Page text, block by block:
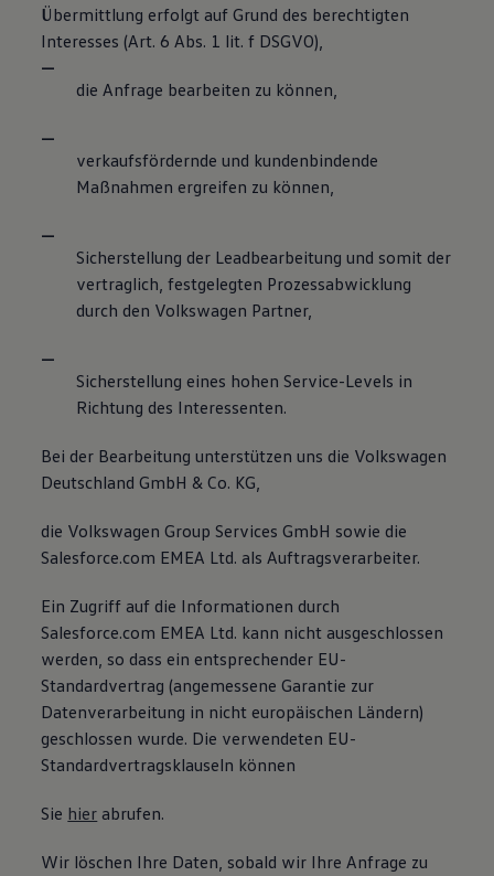
Übermittlung erfolgt auf Grund des berechtigten
Interesses (Art. 6 Abs. 1 lit. f DSGVO),
die Anfrage bearbeiten zu können,
verkaufsfördernde und kundenbindende
Maßnahmen ergreifen zu können,
Sicherstellung der Leadbearbeitung und somit der
vertraglich, festgelegten Prozessabwicklung
durch den Volkswagen Partner,
Sicherstellung eines hohen Service-Levels in
Richtung des Interessenten.
Bei der Bearbeitung unterstützen uns die Volkswagen
Deutschland GmbH & Co. KG,
die Volkswagen Group Services GmbH sowie die
Salesforce.com EMEA Ltd. als Auftragsverarbeiter.
Ein Zugriff auf die Informationen durch
Salesforce.com EMEA Ltd. kann nicht ausgeschlossen
werden, so dass ein entsprechender EU-
Standardvertrag (angemessene Garantie zur
Datenverarbeitung in nicht europäischen Ländern)
geschlossen wurde. Die verwendeten EU-
Standardvertragsklauseln können
Sie hier abrufen.
Wir löschen Ihre Daten, sobald wir Ihre Anfrage zu